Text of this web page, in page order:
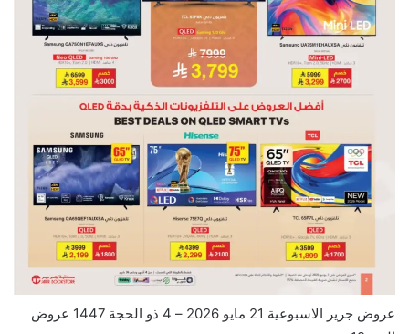
عروض جرير الاسبوعية 21 مايو 2026 – 4 ذو الحجة 1447 عروض